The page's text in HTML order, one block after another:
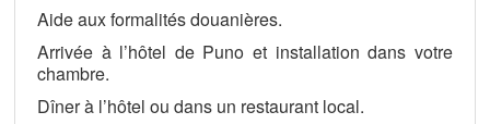
Aide aux formalités douanières.
Arrivée à l’hôtel de Puno et installation dans votre
chambre.
Dîner à l’hôtel ou dans un restaurant local.